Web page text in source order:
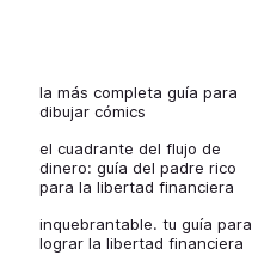
la más completa guía para
dibujar cómics
el cuadrante del flujo de
dinero: guía del padre rico
para la libertad financiera
inquebrantable. tu guía para
lograr la libertad financiera